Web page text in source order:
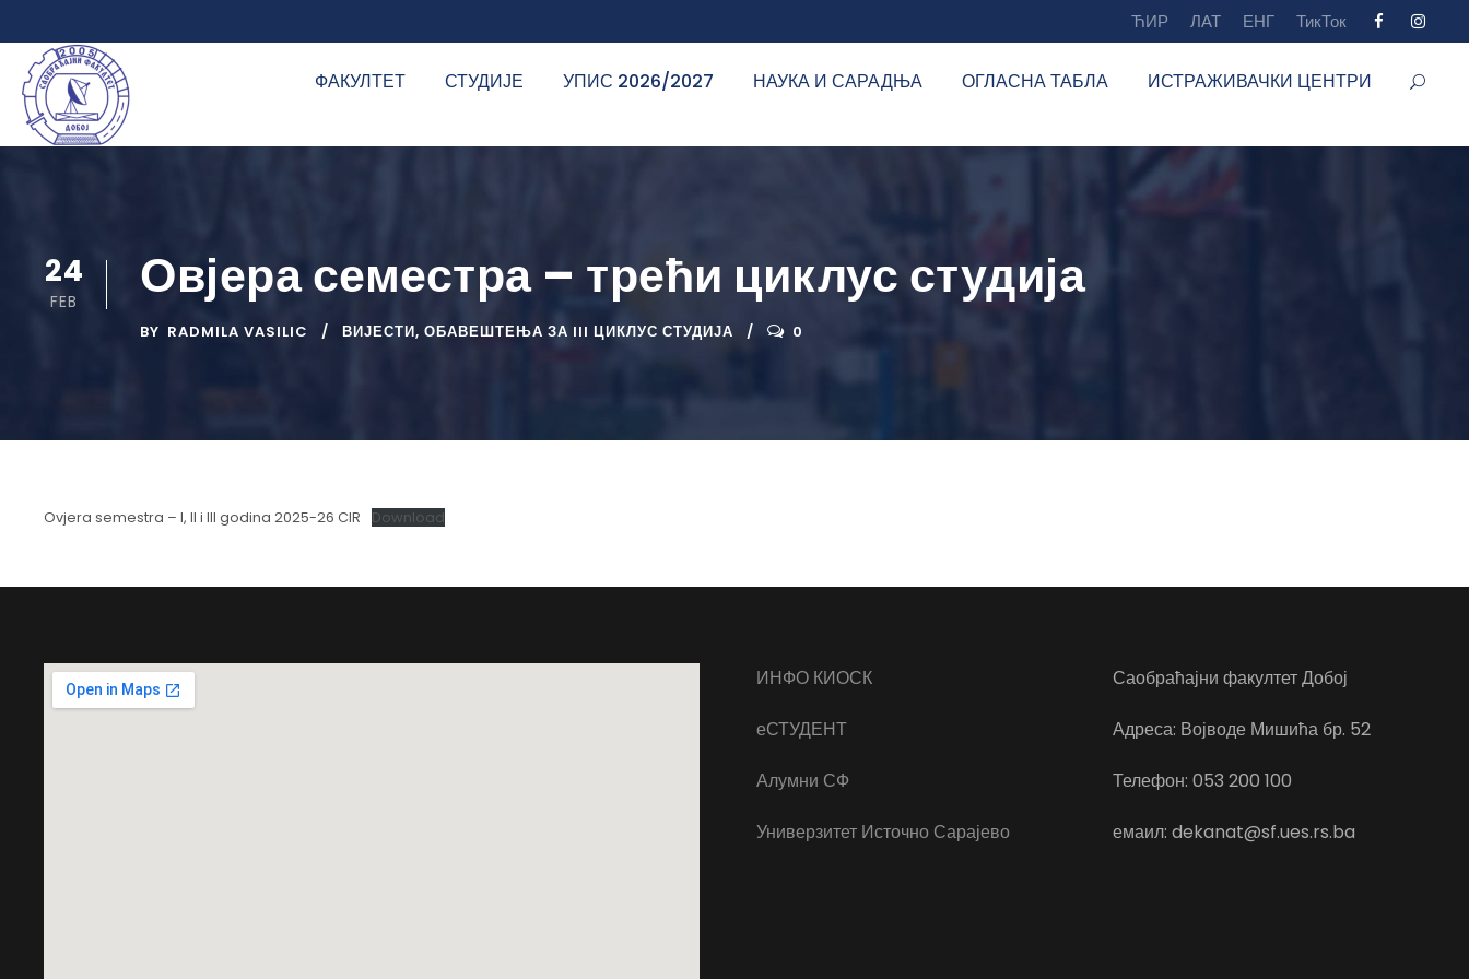
ЋИР ЛАТ ЕНГ ТикТок
ФАКУЛТЕТ СТУДИЈЕ УПИС 2026/2027 НАУКА И САРАДЊА ОГЛАСНА ТАБЛА ИСТРАЖИВАЧКИ ЦЕНТРИ
24
FEB Овјера семестра – трећи циклус студија
BY RADMILA VASILIC ВИЈЕСТИ, ОБАВЕШТЕЊА ЗА III ЦИКЛУС СТУДИЈА 0
Ovjera semestra – I, II i III godina 2025-26 CIR Download
ИНФО КИОСК
еСТУДЕНТ
Алумни СФ
Универзитет Источно Сарајево
Саобраћајни факултет Добој
Адреса: Војводе Мишића бр. 52
Телефон: 053 200 100
емаил: dekanat@sf.ues.rs.ba